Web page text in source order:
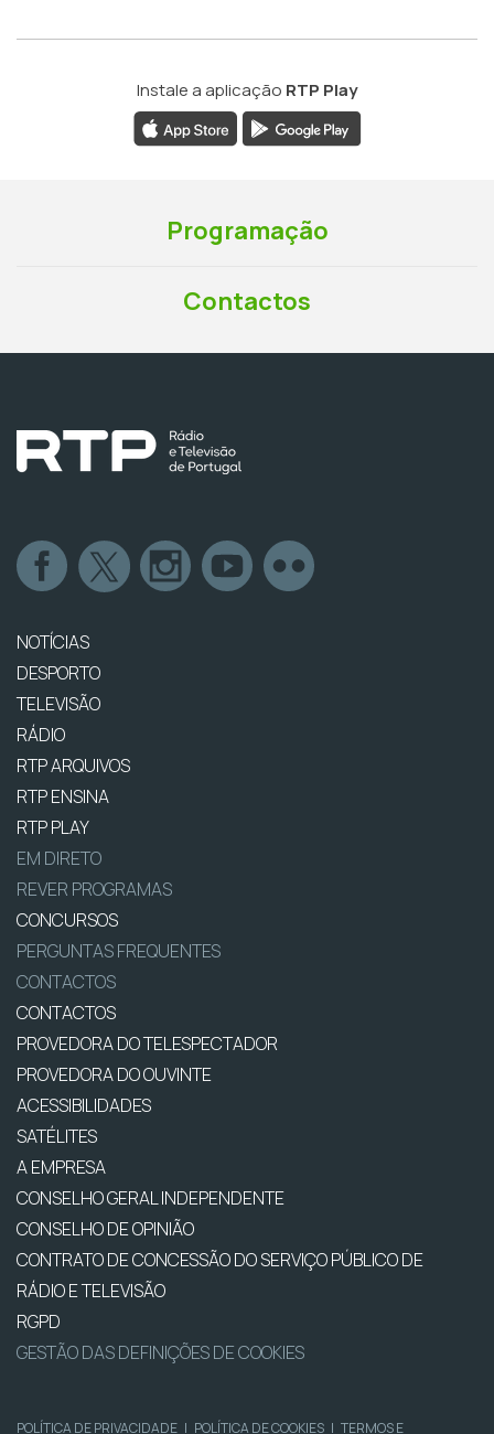
Instale a aplicação RTP Play
Programação
Contactos
NOTÍCIAS
DESPORTO
TELEVISÃO
RÁDIO
RTP ARQUIVOS
RTP ENSINA
RTP PLAY
EM DIRETO
REVER PROGRAMAS
CONCURSOS
PERGUNTAS FREQUENTES
CONTACTOS
CONTACTOS
PROVEDORA DO TELESPECTADOR
PROVEDORA DO OUVINTE
ACESSIBILIDADES
SATÉLITES
A EMPRESA
CONSELHO GERAL INDEPENDENTE
CONSELHO DE OPINIÃO
CONTRATO DE CONCESSÃO DO SERVIÇO PÚBLICO DE
RÁDIO E TELEVISÃO
RGPD
GESTÃO DAS DEFINIÇÕES DE COOKIES
POLÍTICA DE PRIVACIDADE | POLÍTICA DE COOKIES | TERMOS E